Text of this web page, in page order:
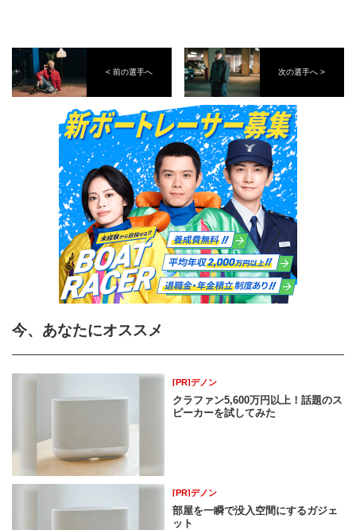
< 前の選手へ 次の選手へ >
今、あなたにオススメ
[PR]デノン
クラファン5,600万円以上！話題のス
ピーカーを試してみた
[PR]デノン
部屋を一瞬で没入空間にするガジェ
ット